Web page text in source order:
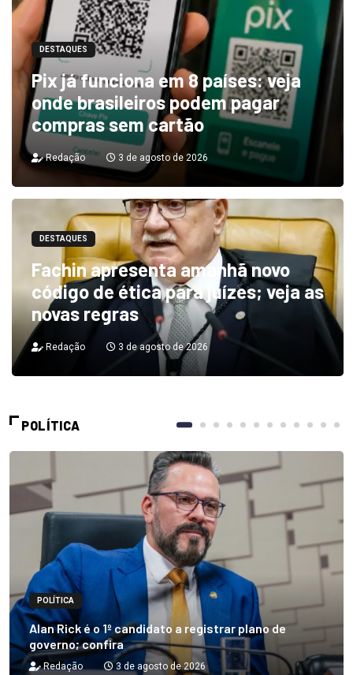
DESTAQUES
Pix já funciona em 8 países: veja
onde brasileiros podem pagar
compras sem cartão
Redação 3 de agosto de 2026
DESTAQUES
Fachin apresenta amanhã novo
código de ética para juízes; veja as
novas regras
Redação 3 de agosto de 2026
POLÍTICA
POLÍTICA
Alan Rick é o 1º candidato a registrar plano de
governo; confira
Redação 3 de agosto de 2026